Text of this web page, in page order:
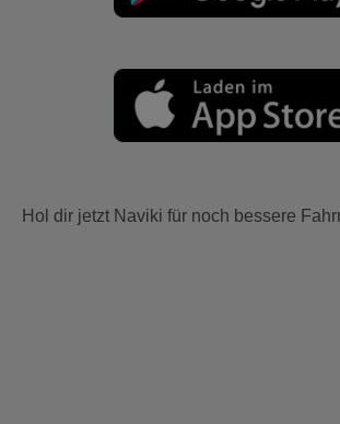
Hol dir jetzt Naviki für noch bessere